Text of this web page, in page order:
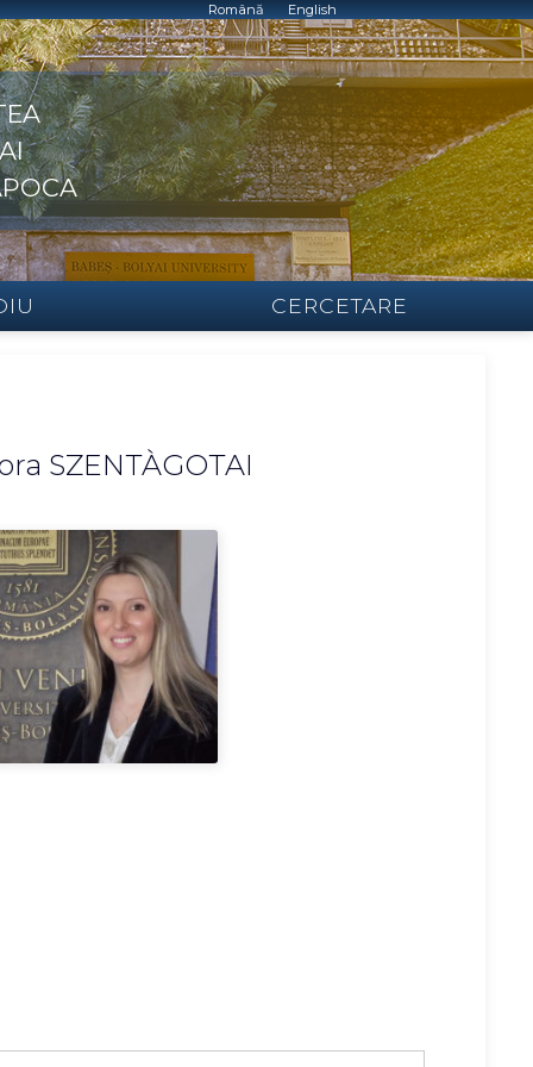
Română English
CERCETARE
SZENTÀGOTAI